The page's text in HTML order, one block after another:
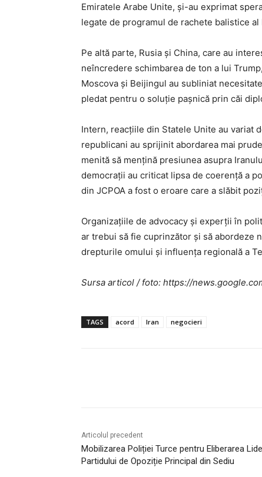
Emiratele Arabe Unite, și-au exprimat
legate de programul de rachete balistice
Pe altă parte, Rusia și China, care au
neîncredere schimbarea de ton a lui
Moscova și Beijingul au subliniat
pledat pentru o soluție pașnică prin căi
Intern, reacțiile din Statele Unite au variat
republicani au sprijinit abordarea mai
menită să mențină presiunea asupra
democrații au criticat lipsa de coerență a
din JCPOA a fost o eroare care a slăbit
Organizațiile de advocacy și experții în
ar trebui să fie cuprinzător și să abordeze
drepturile omului și influența regională a
Sursa articol / foto: https://
TAGS acord Iran negocieri
Articolul precedent
Mobilizarea Poliției Turce pentru Eliberarea
Partidului de Opoziție Principal din Sediu